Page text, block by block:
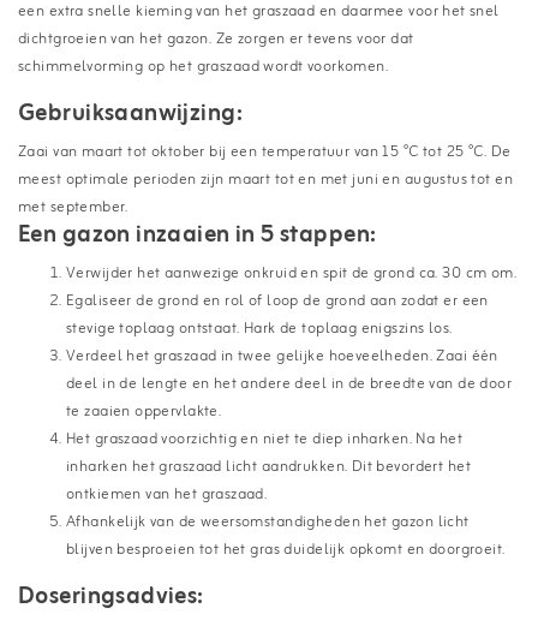
een extra snelle kieming van het graszaad en daarmee voor het snel
dichtgroeien van het gazon. Ze zorgen er tevens voor dat
schimmelvorming op het graszaad wordt voorkomen.
Gebruiksaanwijzing:
Zaai van maart tot oktober bij een temperatuur van 15 °C tot 25 °C. De
meest optimale perioden zijn maart tot en met juni en augustus tot en
met september.
Een gazon inzaaien in 5 stappen:
Verwijder het aanwezige onkruid en spit de grond ca. 30 cm om.
Egaliseer de grond en rol of loop de grond aan zodat er een
stevige toplaag ontstaat. Hark de toplaag enigszins los.
Verdeel het graszaad in twee gelijke hoeveelheden. Zaai één
deel in de lengte en het andere deel in de breedte van de door
te zaaien oppervlakte.
Het graszaad voorzichtig en niet te diep inharken. Na het
inharken het graszaad licht aandrukken. Dit bevordert het
ontkiemen van het graszaad.
Afhankelijk van de weersomstandigheden het gazon licht
blijven besproeien tot het gras duidelijk opkomt en doorgroeit.
Doseringsadvies: